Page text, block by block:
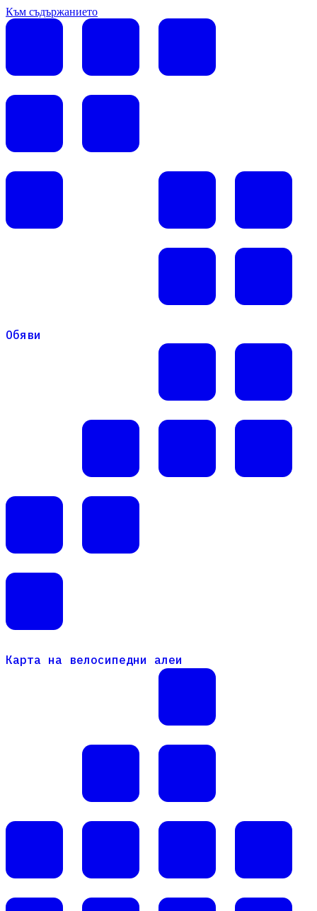
Към съдържанието
Обяви
Карта на велосипедни алеи
Карта на велосипедни алеи